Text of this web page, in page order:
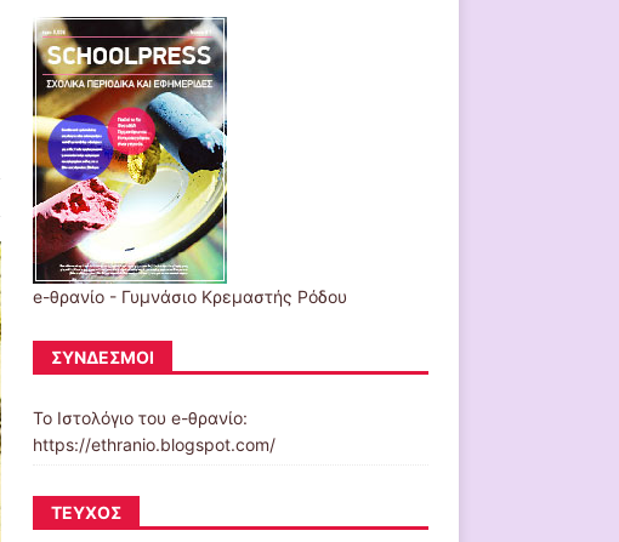
e-θρανίο - Γυμνάσιο Κρεμαστής Ρόδου
ΣΎΝΔΕΣΜΟΙ
Το Ιστολόγιο του e-θρανίο:
https://ethranio.blogspot.com/
ΤΕΎΧΟΣ